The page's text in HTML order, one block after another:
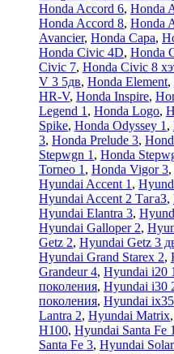
Honda Accord 6, Honda
Honda Accord 8, Honda
Avancier, Honda Capa,
Honda Civic 4D, Honda
Civic 7, Honda Civic 8
V 3 5дв, Honda Element,
HR-V, Honda Inspire,
Legend 1 , Honda Logo,
Spike, Honda Odyssey 1 ,
3, Honda Prelude 3,
Stepwgn 1 , Honda
Torneo 1 , Honda Vigor 3,
Hyundai Accent 1 ,
Hyundai Accent 2 ТагаЗ,
Hyundai Elantra 3,
Hyundai Galloper 2,
Getz 2, Hyundai Getz 3
Hyundai Grand Starex 2,
Grandeur 4, Hyundai i20
поколения, Hyundai i30
поколения, Hyundai ix35
Lantra 2, Hyundai Matrix,
H100, Hyundai Santa Fe 1
Santa Fe 3, Hyundai